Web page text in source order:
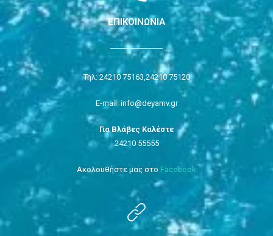
ΕΠΙΚΟΙΝΩΝΙΑ
Τηλ: 24210 75163, 24210 75120
E-mail: info@deyamv.gr
Για Βλάβες Καλέστε
24210 55555
Ακολουθήστε μας στο Facebook